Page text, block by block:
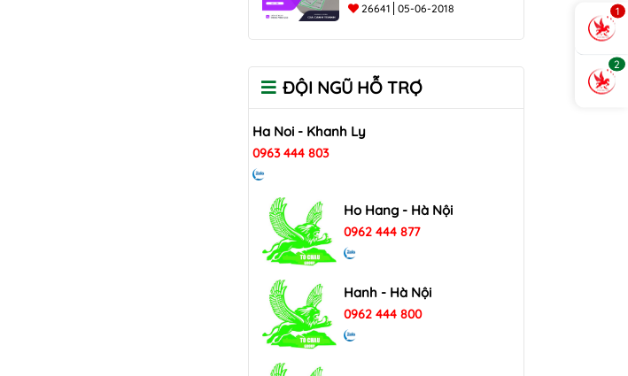
26641 05-06-2018
ĐỘI NGŨ HỖ TRỢ
Ha Noi - Khanh Ly
0963 444 803
Ho Hang - Hà Nội
0962 444 877
Hanh - Hà Nội
0962 444 800
1
2